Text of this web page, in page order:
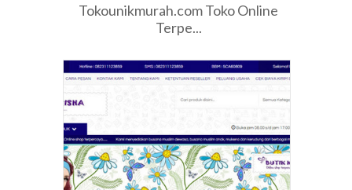
Tokounikmurah.com Toko Online
Terpe...